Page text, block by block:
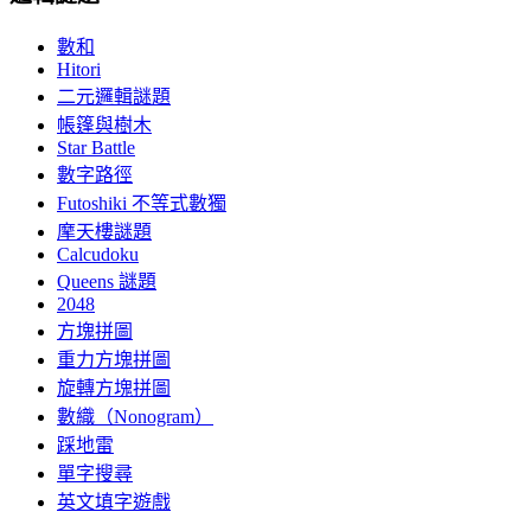
數和
Hitori
二元邏輯謎題
帳篷與樹木
Star Battle
數字路徑
Futoshiki 不等式數獨
摩天樓謎題
Calcudoku
Queens 謎題
2048
方塊拼圖
重力方塊拼圖
旋轉方塊拼圖
數織（Nonogram）
踩地雷
單字搜尋
英文填字遊戲